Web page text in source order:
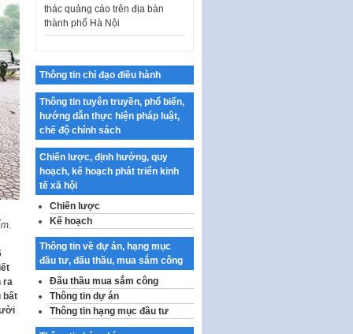
ra
bất
thành phố Hà Nội
Kế hoạch Tổ chức Cuộc thi
Công bố công khai dự toán kinh
phí xây dựng pháp luật, hoàn
thiện thể chế, chính…
Quy định về nghiên cứu, ứng
dụng khoa học, công nghệ, đổi
mới sáng tạo và chuyển…
Quy định chi tiết và hướng dẫn
thi hành một số điều của Luật Lý
lịch tư…
Sửa đổi, bổ sung một số nội
dung tại Nghị quyết số 30/NQ-
CP ngày 24 tháng 02…
Ban hành Chương trình hành
động của Chính phủ thực hiện
Nghị quyết số 02-NQ/TW ngày
17…
Thông tin chỉ đạo điều hành
Thông tin tuyên truyền, phổ biến,
hướng dẫn thực hiện pháp luật,
chế độ chính sách
Chiến lược, định hướng, quy
hoạch, kế hoạch phát triển kinh
tế xã hội
Chiến lược
Kế hoạch
Thông tin về dự án, hạng mục
đầu tư, đấu thầu, mua sắm công
Đấu thầu mua sắm công
Thông tin dự án
Thông tin hạng mục đầu tư